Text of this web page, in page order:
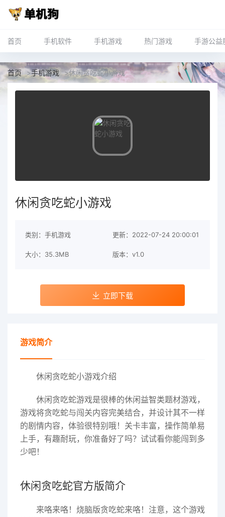
首页 手机软件 手机游戏 热门游戏 手游公益
首页 >手机游戏 >休闲贪吃蛇小游戏
休闲贪吃蛇小游戏
类别：手机游戏 更新：2022-07-24 20:00:01
大小：35.3MB 版本：v1.0
立即下载
游戏简介
休闲贪吃蛇小游戏介绍
休闲贪吃蛇游戏是很棒的休闲益智类题材游戏，
游戏将贪吃蛇与闯关内容完美结合，并设计其不一样
的剧情内容，体验很特别哦！关卡丰富，操作简单易
上手，有趣耐玩，你准备好了吗？试试看你能闯到多
少吧！
休闲贪吃蛇官方版简介
来咯来咯！烧脑版贪吃蛇来咯！注意，这个游戏